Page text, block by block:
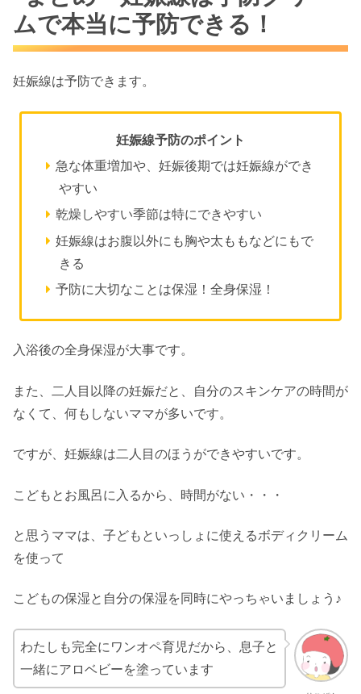
ムで本当に予防できる！
妊娠線は予防できます。
妊娠線予防のポイント
急な体重増加や、妊娠後期では妊娠線ができ
やすい
乾燥しやすい季節は特にできやすい
妊娠線はお腹以外にも胸や太ももなどにもで
きる
予防に大切なことは保湿！全身保湿！
入浴後の全身保湿が大事です。
また、二人目以降の妊娠だと、自分のスキンケアの時間が
なくて、何もしないママが多いです。
ですが、妊娠線は二人目のほうができやすいです。
こどもとお風呂に入るから、時間がない・・・
と思うママは、子どもといっしょに使えるボディクリーム
を使って
こどもの保湿と自分の保湿を同時にやっちゃいましょう♪
わたしも完全にワンオペ育児だから、息子と
一緒にアロベビーを塗っています